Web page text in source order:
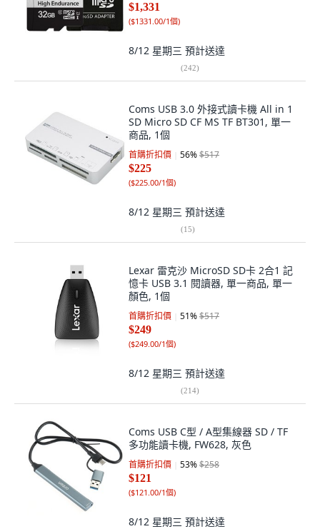
$1,331
($1331.00/1個)
8/12 星期三 預計送達
(242)
Coms USB 3.0 外接式讀卡機 All in 1
SD Micro SD CF MS TF BT301, 單一
商品, 1個
首購折扣價 56%$517
$225
($225.00/1個)
8/12 星期三 預計送達
(15)
Lexar 雷克沙 MicroSD SD卡 2合1 記
憶卡 USB 3.1 閱讀器, 單一商品, 單一
顏色, 1個
首購折扣價 51%$517
$249
($249.00/1個)
8/12 星期三 預計送達
(214)
Coms USB C型 / A型集線器 SD / TF
多功能讀卡機, FW628, 灰色
首購折扣價 53%$258
$121
($121.00/1個)
8/12 星期三 預計送達